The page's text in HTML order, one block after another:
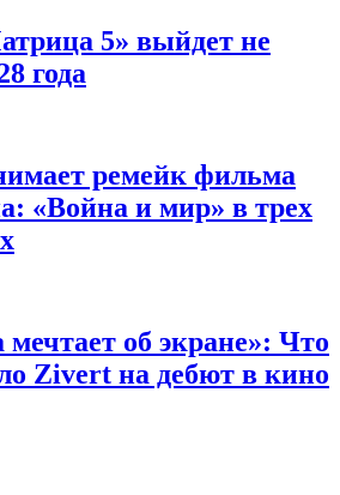
5» выйдет не
года
ремейк фильма
«Война и мир» в трех
об экране»: Что
Zivert на дебют в кино